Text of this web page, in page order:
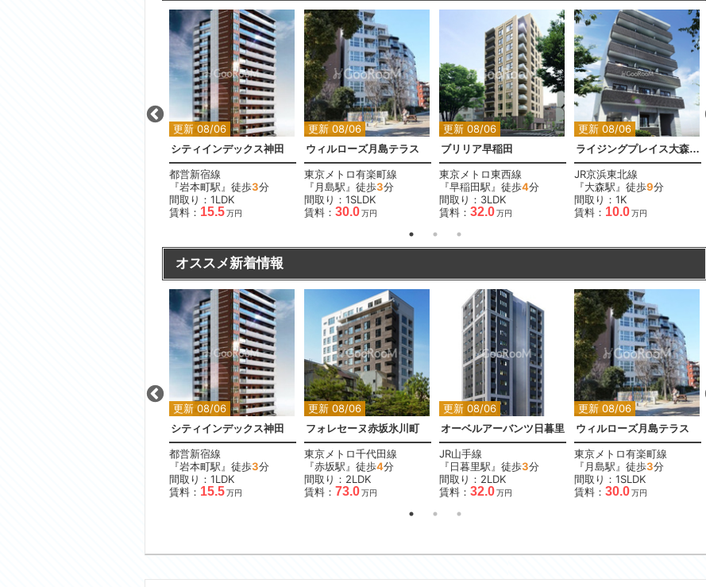
更新 08/06
シティインデックス神田
都営新宿線
『岩本町駅』徒歩3分
間取り：1LDK
賃料： 15.5万円
更新 08/06
ウィルローズ月島テラス
東京メトロ有楽町線
『月島駅』徒歩3分
間取り：1SLDK
賃料： 30.0万円
更新 08/06
ブリリア早稲田
東京メトロ東西線
『早稲田駅』徒歩4分
間取り：3LDK
賃料： 32.0万円
更新 08/06
ライジングプレイス大森二番館
JR京浜東北線
『大森駅』徒歩9分
間取り：1K
賃料： 10.0万円
オススメ新着情報
更新 08/06
シティインデックス神田
都営新宿線
『岩本町駅』徒歩3分
間取り：1LDK
賃料： 15.5万円
更新 08/06
フォレセーヌ赤坂氷川町
東京メトロ千代田線
『赤坂駅』徒歩4分
間取り：2LDK
賃料： 73.0万円
更新 08/06
オーベルアーバンツ日暮里
JR山手線
『日暮里駅』徒歩3分
間取り：2LDK
賃料： 32.0万円
更新 08/06
ウィルローズ月島テラス
東京メトロ有楽町線
『月島駅』徒歩3分
間取り：1SLDK
賃料： 30.0万円